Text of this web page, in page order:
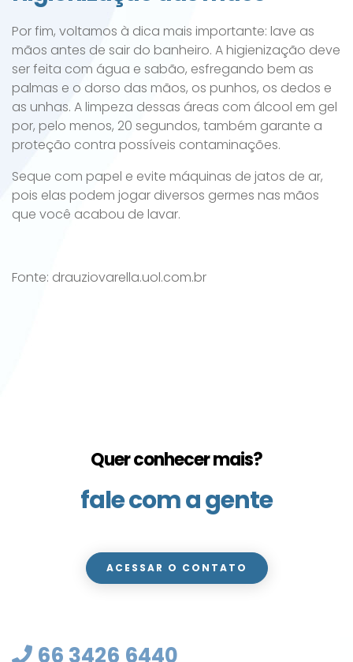
Por fim, voltamos à dica mais importante: lave as
mãos antes de sair do banheiro. A higienização deve
ser feita com água e sabão, esfregando bem as
palmas e o dorso das mãos, os punhos, os dedos e
as unhas. A limpeza dessas áreas com álcool em gel
por, pelo menos, 20 segundos, também garante a
proteção contra possíveis contaminações.
Seque com papel e evite máquinas de jatos de ar,
pois elas podem jogar diversos germes nas mãos
que você acabou de lavar.
Fonte: drauziovarella.uol.com.br
Quer conhecer mais?
fale com a gente
ACESSAR O CONTATO
66 3426 6440